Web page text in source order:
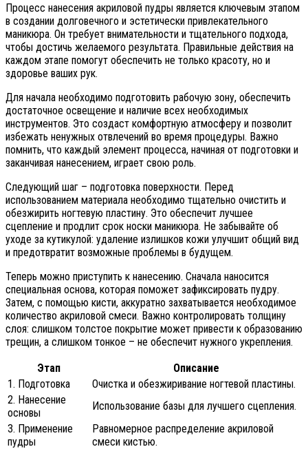
Процесс нанесения акриловой пудры является ключевым этапом
в создании долговечного и эстетически привлекательного
маникюра. Он требует внимательности и тщательного подхода,
чтобы достичь желаемого результата. Правильные действия на
каждом этапе помогут обеспечить не только красоту, но и
здоровье ваших рук.
Для начала необходимо подготовить рабочую зону, обеспечить
достаточное освещение и наличие всех необходимых
инструментов. Это создаст комфортную атмосферу и позволит
избежать ненужных отвлечений во время процедуры. Важно
помнить, что каждый элемент процесса, начиная от подготовки и
заканчивая нанесением, играет свою роль.
Следующий шаг – подготовка поверхности. Перед
использованием материала необходимо тщательно очистить и
обезжирить ногтевую пластину. Это обеспечит лучшее
сцепление и продлит срок носки маникюра. Не забывайте об
уходе за кутикулой: удаление излишков кожи улучшит общий вид
и предотвратит возможные проблемы в будущем.
Теперь можно приступить к нанесению. Сначала наносится
специальная основа, которая поможет зафиксировать пудру.
Затем, с помощью кисти, аккуратно захватывается необходимое
количество акриловой смеси. Важно контролировать толщину
слоя: слишком толстое покрытие может привести к образованию
трещин, а слишком тонкое – не обеспечит нужного укрепления.
Этап
Описание
1. Подготовка
Очистка и обезжиривание ногтевой пластины.
2. Нанесение
основы
Использование базы для лучшего сцепления.
3. Применение
пудры
Равномерное распределение акриловой
смеси кистью.